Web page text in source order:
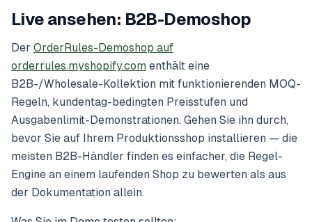
Live ansehen: B2B-Demoshop
Der OrderRules-Demoshop auf
orderrules.myshopify.com enthält eine
B2B-/Wholesale-Kollektion mit funktionierenden MOQ-
Regeln, kundentag-bedingten Preisstufen und
Ausgabenlimit-Demonstrationen. Gehen Sie ihn durch,
bevor Sie auf Ihrem Produktionsshop installieren — die
meisten B2B-Händler finden es einfacher, die Regel-
Engine an einem laufenden Shop zu bewerten als aus
der Dokumentation allein.